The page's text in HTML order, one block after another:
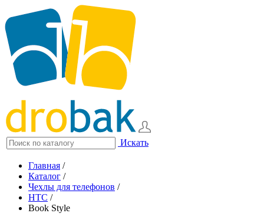
Искать
Главная /
Каталог /
Чехлы для телефонов /
HTC /
Book Style